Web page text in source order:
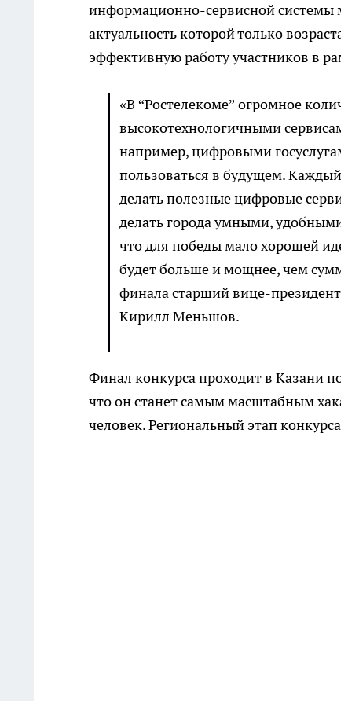
информационно-сервисной системы
актуальность которой только
эффективную работу участников в
«В “Ростелекоме” огромное
высокотехнологичными
например, цифровыми
пользоваться в будущем.
делать полезные цифровые
делать города умными,
что для победы мало хорошей
будет больше и мощнее, чем
финала старший вице-
Кирилл Меньшов.
Финал конкурса проходит в Казани
что он станет самым масштабным
человек. Региональный этап